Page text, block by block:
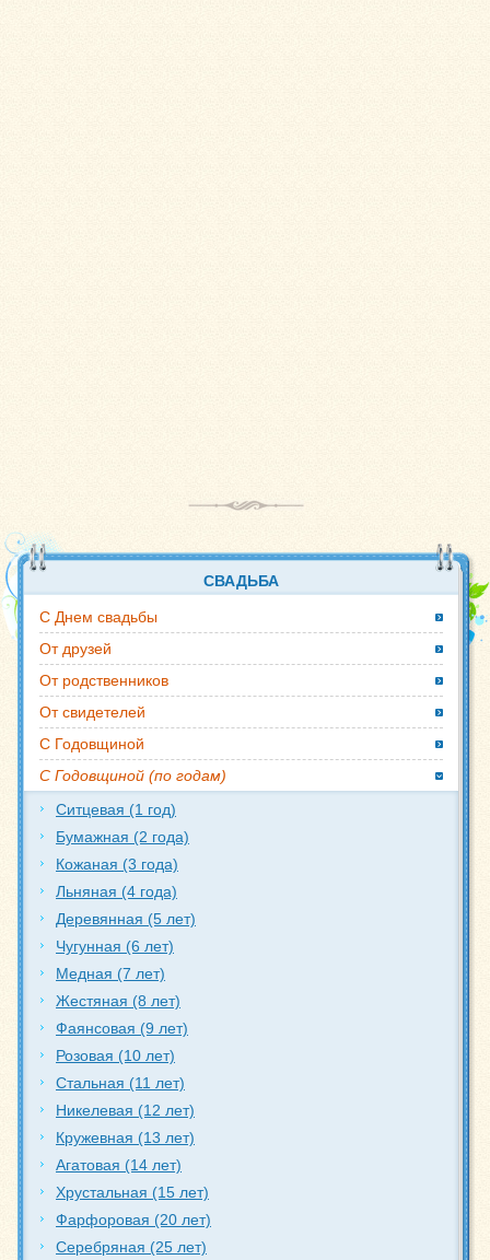
СВАДЬБА
С Днем свадьбы
От друзей
От родственников
От свидетелей
С Годовщиной
С Годовщиной (по годам)
Ситцевая (1 год)
Бумажная (2 года)
Кожаная (3 года)
Льняная (4 года)
Деревянная (5 лет)
Чугунная (6 лет)
Медная (7 лет)
Жестяная (8 лет)
Фаянсовая (9 лет)
Розовая (10 лет)
Стальная (11 лет)
Никелевая (12 лет)
Кружевная (13 лет)
Агатовая (14 лет)
Хрустальная (15 лет)
Фарфоровая (20 лет)
Серебряная (25 лет)